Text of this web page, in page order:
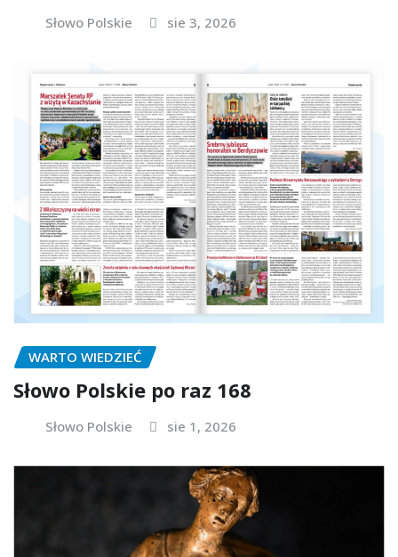
Słowo Polskie sie 3, 2026
WARTO WIEDZIEĆ
Słowo Polskie po raz 168
Słowo Polskie sie 1, 2026